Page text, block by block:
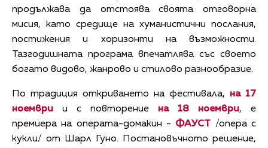
продължава да отстоява своята отговорна
мисия, като средище на хуманистични послания,
постижения и хоризонти на възможности.
Тазгодишната програма впечатлява със своето
богато видово, жанрово и стилово разнообразие.
По традиция откриването на фестивала, на 17
ноември и с повторение на 18 ноември, е
премиера на операта-домакин - ФАУСТ /опера с
кукли/ от Шарл Гуно. Постановъчното решение,